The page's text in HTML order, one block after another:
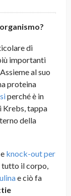
di
importanti
al suo
proteina
perché è in
Krebs, tappa
della
knock-out per
tutto il corpo,
e ciò fa